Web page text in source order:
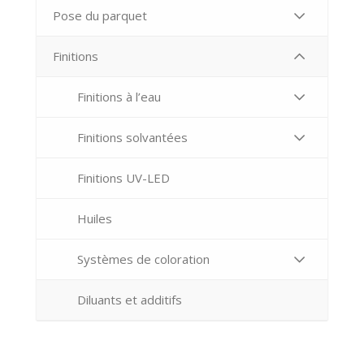
Pose du parquet
Finitions
Finitions à l’eau
Finitions solvantées
Finitions UV-LED
Huiles
Systèmes de coloration
Diluants et additifs